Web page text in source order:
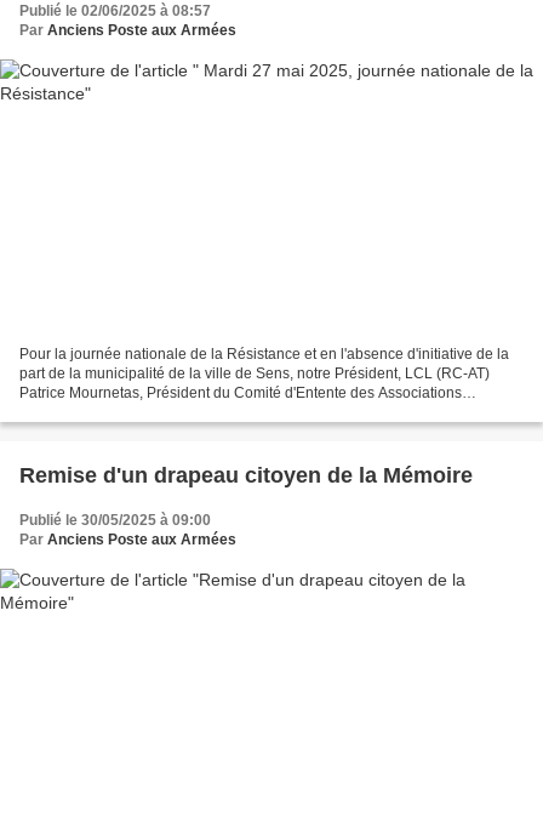
Publié le 02/06/2025 à 08:57
Par Anciens Poste aux Armées
Pour la journée nationale de la Résistance et en l'absence d'initiative de la
part de la municipalité de la ville de Sens, notre Président, LCL (RC-AT)
Patrice Mournetas, Président du Comité d'Entente des Associations
Remise d'un drapeau citoyen de la Mémoire
Publié le 30/05/2025 à 09:00
Par Anciens Poste aux Armées